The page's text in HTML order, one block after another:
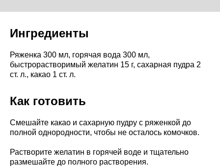
Ингредиенты
Ряженка 300 мл, горячая вода 300 мл,
быстрорастворимый желатин 15 г, сахарная пудра 2
ст. л., какао 1 ст. л.
Как готовить
Смешайте какао и сахарную пудру с ряженкой до
полной однородности, чтобы не осталось комочков.
Растворите желатин в горячей воде и тщательно
размешайте до полного растворения.